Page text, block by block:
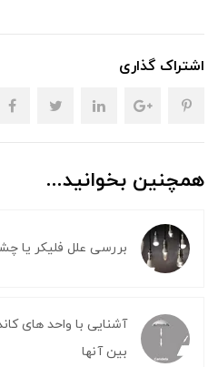
اشتراک گذاری
همچنین بخوانید...
بررسی علل فلیکر یا
آشنایی با واحد های
بین آنها